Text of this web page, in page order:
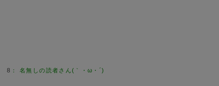
8 ：名無しの読者さん(｀・ω・´)